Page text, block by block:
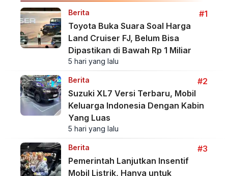
Berita
#1
Toyota Buka Suara Soal Harga
Land Cruiser FJ, Belum Bisa
Dipastikan di Bawah Rp 1 Miliar
5 hari yang lalu
Berita
#2
Suzuki XL7 Versi Terbaru, Mobil
Keluarga Indonesia Dengan Kabin
Yang Luas
5 hari yang lalu
Berita
#3
Pemerintah Lanjutkan Insentif
Mobil Listrik, Hanya untuk